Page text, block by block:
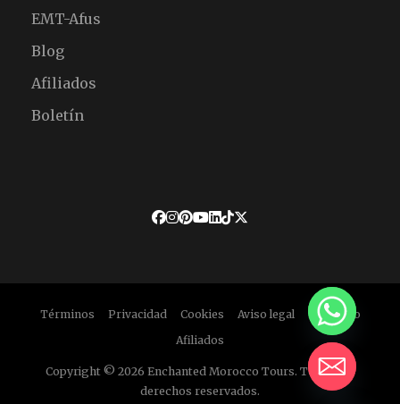
EMT-Afus
Blog
Afiliados
Boletín
Términos Privacidad Cookies Aviso legal
Descargo
Afiliados
Copyright © 2026 Enchanted Morocco Tours. Todos los
derechos reservados.